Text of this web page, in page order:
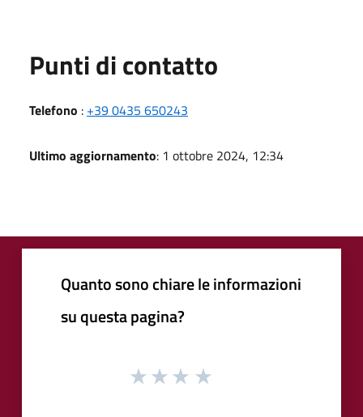
Punti di contatto
Telefono : +39 0435 650243
Ultimo aggiornamento: 1 ottobre 2024, 12:34
Quanto sono chiare le informazioni
su questa pagina?